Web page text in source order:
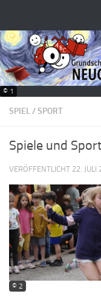
© 1
SPIEL/SPORT
Spiele und
VERÖFFENTLICHT 22. JULI
© 2